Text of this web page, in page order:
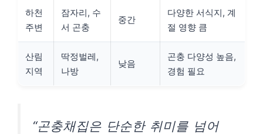
하천
주변
잠자리, 수
서 곤충
중간
다양한 서식지, 계
절 영향 큼
산림
지역
딱정벌레,
나방
낮음
곤충 다양성 높음,
경험 필요
“곤충채집은 단순한 취미를 넘어